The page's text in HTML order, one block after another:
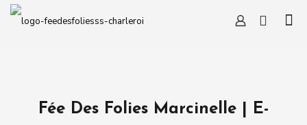
Fée Des Folies Marcinelle | E-